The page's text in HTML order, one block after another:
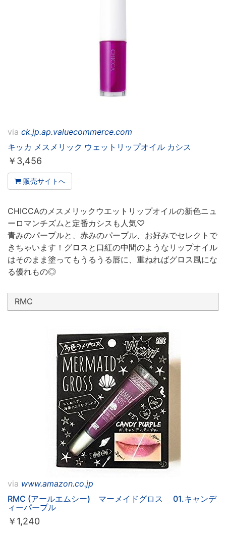
via ck.jp.ap.valuecommerce.com
キッカ メスメリック ウェットリップオイル カシス
￥ 3,456
販売サイトへ
CHICCAのメスメリックウエットリップオイルの新色ニュ
ーロマンチズムと定番カシスも人気♡
青みのパープルと、赤みのパープル、お好みでセレクトで
きちゃいます！グロスと口紅の中間のようなリップオイル
はそのまま塗ってもうるうる唇に、重ねればグロス風にな
る優れもの◎
RMC
via www.amazon.co.jp
RMC (アールエムシー) マーメイドグロス 01.キャンデ
ィーパープル
￥ 1,240